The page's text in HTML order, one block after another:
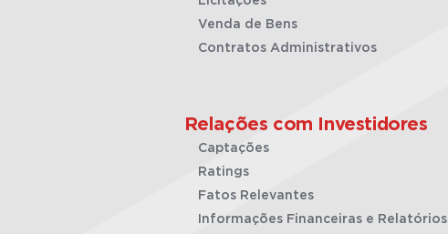
Venda de Bens
Contratos Administrativos
Relações com Investidores
Captações
Ratings
Fatos Relevantes
Informações Financeiras e Relatórios